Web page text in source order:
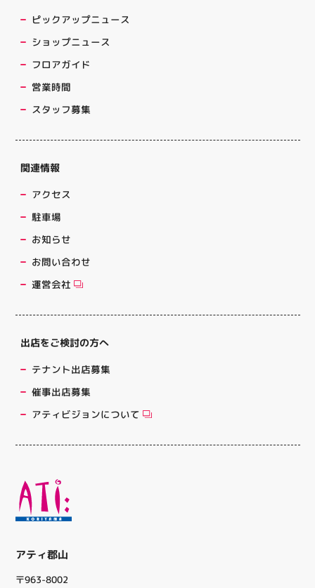
LATEST!
ピックアップニュース
呪術廻戦PLAZA
サイバーコネクトツー展
店頭キッチンカースペース 出店カ
レンダー
お祭りBBQビアガーデン 屋上で好
評営業中！
ヨドバシカメラ 平日限定1時間駐
車サービス
プレミアム駐車サービス [4～8F
専門店対象]
アティ郡山
〒963-8002
ピックアップニュース
ショップニュース
フロアガイド
営業時間
スタッフ募集
関連情報
アクセス
駐車場
お知らせ
お問い合わせ
運営会社
出店をご検討の方へ
テナント出店募集
催事出店募集
アティビジョンについて